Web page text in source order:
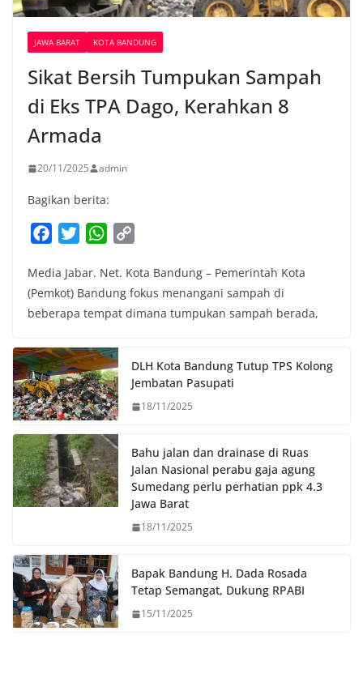
JAWA BARAT KOTA BANDUNG
Sikat Bersih Tumpukan Sampah
di Eks TPA Dago, Kerahkan 8
Armada
20/11/2025 admin
Bagikan berita:
c
e
b
o
k
i
t
t
r
W
a
t
s
p
p
p
y
L
n
k
Media Jabar. Net. Kota Bandung – Pemerintah Kota
(Pemkot) Bandung fokus menangani sampah di
beberapa tempat dimana tumpukan sampah berada,
DLH Kota Bandung Tutup TPS Kolong
Jembatan Pasupati
18/11/2025
Bahu jalan dan drainase di Ruas
Jalan Nasional perabu gaja agung
Sumedang perlu perhatian ppk 4.3
Jawa Barat
18/11/2025
Bapak Bandung H. Dada Rosada
Tetap Semangat, Dukung RPABI
15/11/2025